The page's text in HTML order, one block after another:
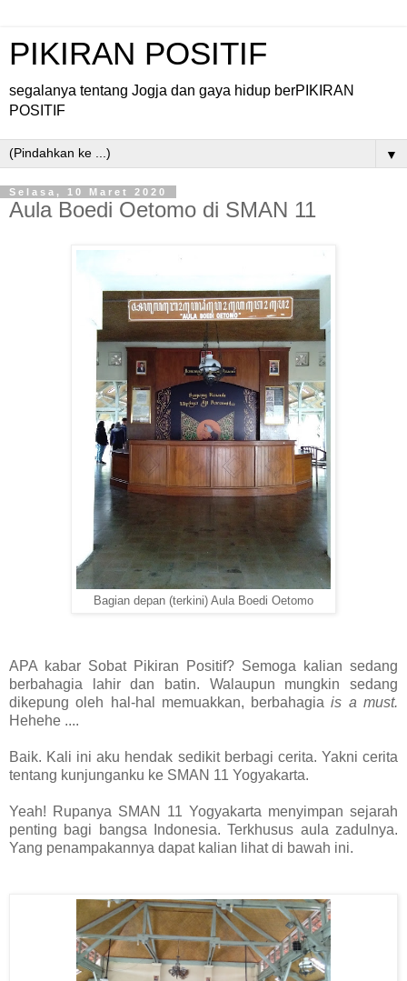
PIKIRAN POSITIF
segalanya tentang Jogja dan gaya hidup berPIKIRAN
POSITIF
▼
Selasa, 10 Maret 2020
Aula Boedi Oetomo di SMAN 11
Bagian depan (terkini) Aula Boedi Oetomo
APA kabar Sobat Pikiran Positif? Semoga kalian sedang
berbahagia lahir dan batin. Walaupun mungkin sedang
dikepung oleh hal-hal memuakkan, berbahagiais a must.
Hehehe ....
Baik. Kali ini aku hendak sedikit berbagi cerita. Yakni cerita
tentang kunjunganku ke SMAN 11 Yogyakarta.
Yeah! Rupanya SMAN 11 Yogyakarta menyimpan sejarah
penting bagi bangsa Indonesia. Terkhusus aula zadulnya.
Yang penampakannya dapat kalian lihat di bawah ini.